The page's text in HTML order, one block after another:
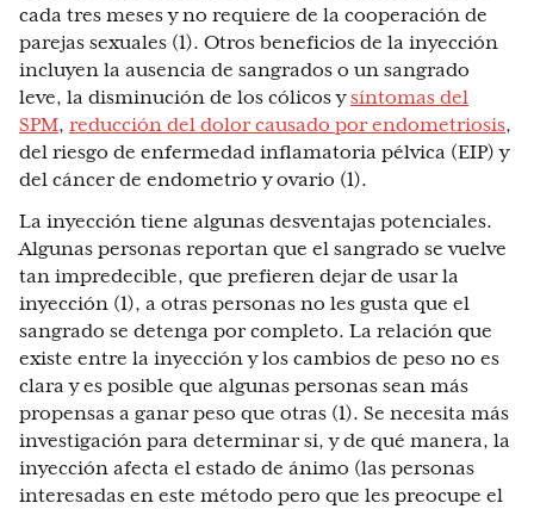
cada tres meses y no requiere de la cooperación de
parejas sexuales (1). Otros beneficios de la inyección
incluyen la ausencia de sangrados o un sangrado
leve, la disminución de los cólicos ysíntomas del
SPM, reducción del dolor causado por endometriosis,
del riesgo de enfermedad inflamatoria pélvica (EIP) y
del cáncer de endometrio y ovario (1).
La inyección tiene algunas desventajas potenciales.
Algunas personas reportan que el sangrado se vuelve
tan impredecible, que prefieren dejar de usar la
inyección (1), a otras personas no les gusta que el
sangrado se detenga por completo. La relación que
existe entre la inyección y los cambios de peso no es
clara y es posible que algunas personas sean más
propensas a ganar peso que otras (1). Se necesita más
investigación para determinar si, y de qué manera, la
inyección afecta el estado de ánimo (las personas
interesadas en este método pero que les preocupe el